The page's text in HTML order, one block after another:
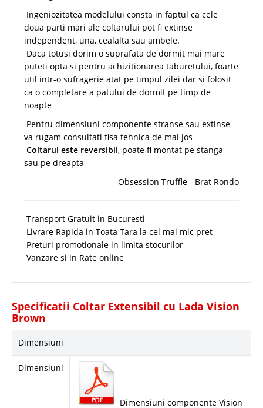
Ingeniozitatea modelului consta in faptul ca cele
doua parti mari ale coltarului pot fi extinse
independent, una, cealalta sau ambele.
Daca totusi dorim o suprafata de dormit mai mare
puteti opta si pentru achizitionarea taburetului, foarte
util intr-o sufragerie atat pe timpul zilei dar si folosit
ca o completare a patului de dormit pe timp de
noapte
Pentru dimensiuni componente stranse sau extinse
va rugam consultati fisa tehnica de mai jos
Coltarul este reversibil, poate fi montat pe stanga
sau pe dreapta
Obsession Truffle - Brat Rondo
Transport Gratuit in Bucuresti
Livrare Rapida in Toata Tara la cel mai mic pret
Preturi promotionale in limita stocurilor
Vanzare si in Rate online
Specificatii Coltar Extensibil cu Lada Vision
Brown
Dimensiuni
Dimensiuni
Dimensiuni componente Vision